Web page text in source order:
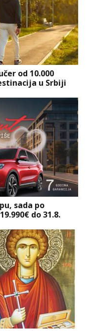
od 10.000
u Srbiji
sada po
do 31.8.